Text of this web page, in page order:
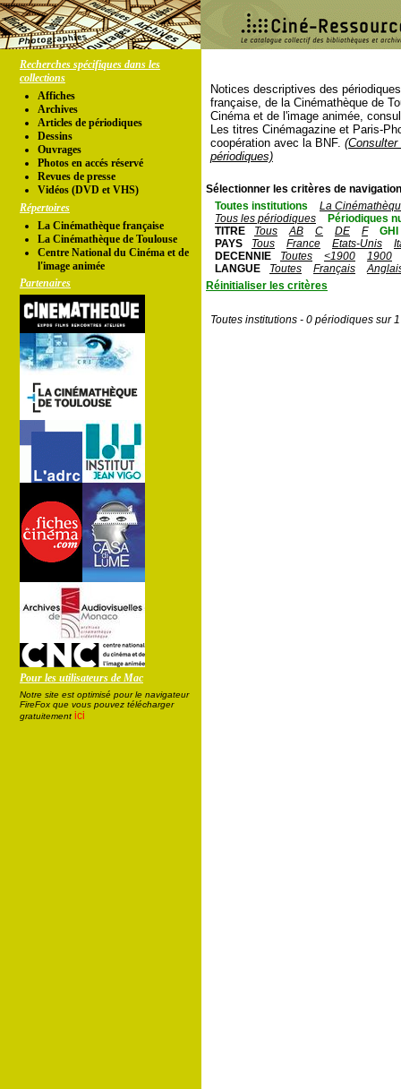
Recherches spécifiques dans les
collections
Affiches
Archives
Articles de périodiques
Dessins
Ouvrages
Photos en accés réservé
Revues de presse
Vidéos (DVD et VHS)
Répertoires
La Cinémathèque française
La Cinémathèque de Toulouse
Centre National du Cinéma et de
l'image animée
Partenaires
Pour les utilisateurs de Mac
Notre site est optimisé pour le navigateur
FireFox que vous pouvez télécharger
gratuitement ici
Notices descriptives des
française, de la Cinémathèque de
Cinéma et de l'image animée,
Les titres Cinémagazine et Paris-
coopération avec la BNF.
périodiques)
Sélectionner les critères de
Toutes institutions
La
Tous les périodiques
Périodiques
TITRE
Tous AB C DE F
GHI
PAYS
Tous France Etats-Unis
DECENNIE
Toutes <1900
1900
LANGUE
Toutes Français
Réinitialiser les critères
Toutes institutions - 0 périodiques sur